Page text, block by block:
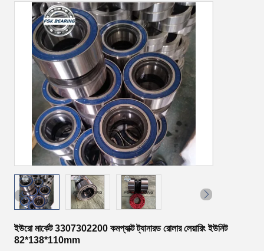
ইউরো মার্কেট 3307302200 কমপ্যাক্ট ট্যানারড রোলার লেয়ারিং ইউনিট
82*138*110mm